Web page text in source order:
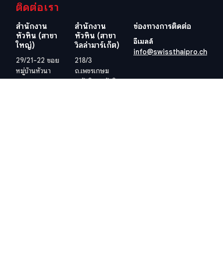
ติดต่อเรา
สำนักงาน
หัวหิน (สาขา
ใหญ่)
29/21-22 ซอย
หมู่บ้านหัวนา
ต.หนองแก
สำนักงาน
หัวหิน (สาขา
วิลล่ามาร์เก็ต)
218/3
ถ.เพชรเกษม
ต.หัวหิน อ.หัวหิน
ช่องทางการติดต่อ
อีเมลล์
info@swissthaipro.ch